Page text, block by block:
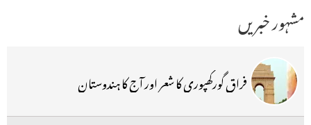
مشہور خبریں
فراق گورکھپوری کا شعر اور آج کا ہندوستان